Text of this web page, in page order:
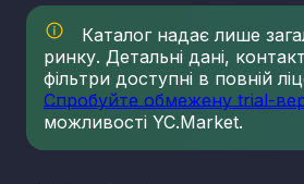
Каталог надає лише
ринку. Детальні дані,
фільтри доступні в повній
Спробуйте обмежену trial-
можливості YC.Market.
23.14 Виробництво
23.19 Виробництво й
у тому числі технічних
23.20 Виробництво
23.31 Виробництво керамічних